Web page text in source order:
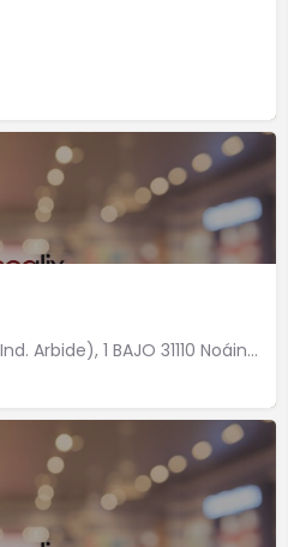
Precio medio: 12,00 A (Pol. Ind. Arbide), 1 BAJO 31110 Noáin/Noain